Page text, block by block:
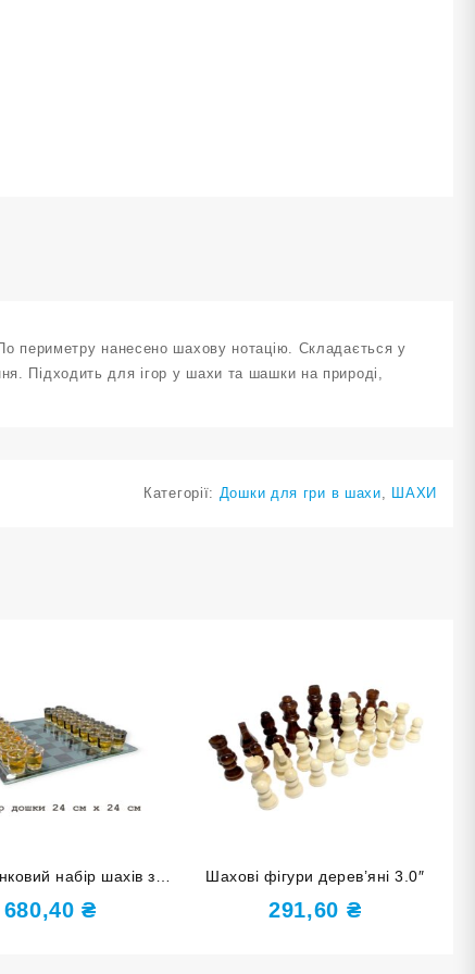
периметру нанесено шахову нотацію. Складається у
Підходить для ігор у шахи та шашки на природі,
Категорії: Дошки для гри в шахи, ШАХИ
набір шахів зі
дошкою 24х24 см та
чарками 086М
680,40₴
Шахові фігури дерев’яні 3.0″
291,60 ₴